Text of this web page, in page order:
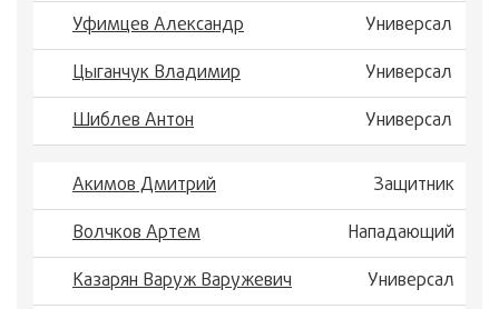
Уфимцев Александр
Универсал
Цыганчук Владимир
Универсал
Шиблев Антон
Универсал
Акимов Дмитрий
Защитник
Волчков Артем
Нападающий
Казарян Варуж Варужевич
Универсал